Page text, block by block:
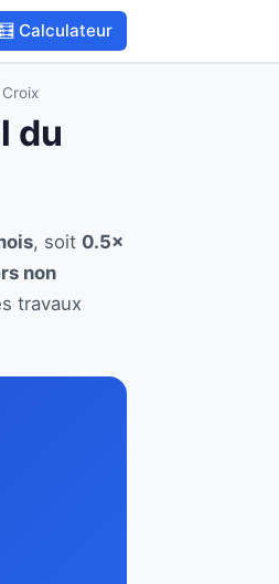
🧮 Calculateur
du
, soit 0.5×
non
travaux